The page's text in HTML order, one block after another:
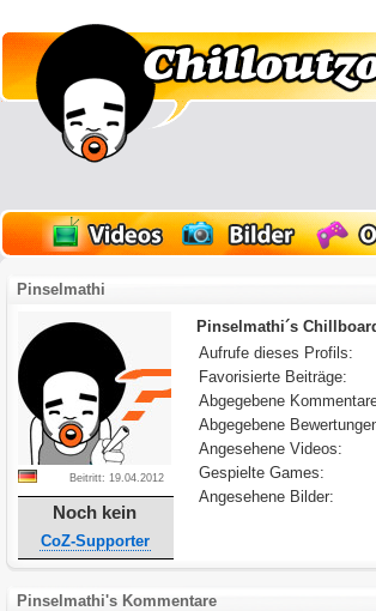
Pinselmathi
Beitritt: 19.04.2012
Noch kein
CoZ-Supporter
Pinselmathi´s
Aufrufe dieses Profils:
Favorisierte Beiträge:
Abgegebene
Abgegebene
Angesehene Videos:
Gespielte Games:
Angesehene Bilder:
Pinselmathi's Kommentare